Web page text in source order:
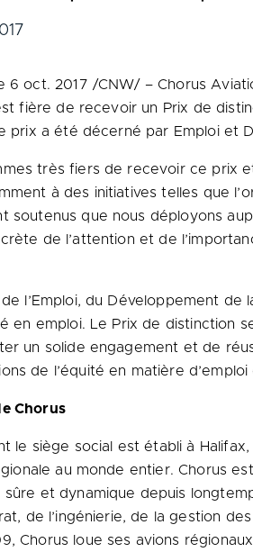
6 oct. 2017 /CNW/ – Chorus
fière de recevoir un Prix de
prix a été décerné par Emploi et
très fiers de recevoir ce prix
à des initiatives telles que
soutenus que nous déployons
de l’attention et de
de l’Emploi, du Développement
en emploi.
Le Prix de distinction
un solide engagement et de
de l’équité en matière
Chorus
le siège social est établi à Halifax
au monde entier. Chorus
sûre et dynamique depuis
de l’ingénierie, de la gestion
Chorus loue ses avions